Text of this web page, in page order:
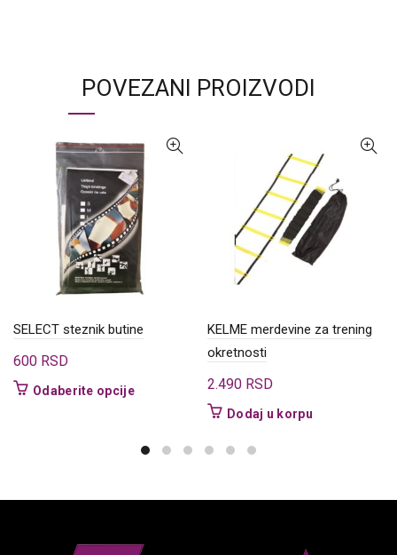
POVEZANI PROIZVODI
SELECT steznik butine
600 RSD
Odaberite opcijeOvaj
više
izabrane
KELME merdevine za trening
okretnosti
2.490 RSD
Dodaj u korpu